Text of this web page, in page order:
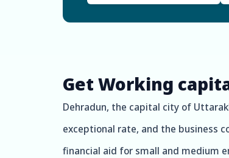
Get Working
Dehradun, the capital city of
exceptional rate, and the business
financial aid for small and medium